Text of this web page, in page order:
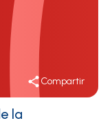
Compartir
la